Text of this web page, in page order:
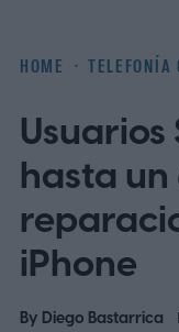
HOME TELEFONÍA
hasta un
iPhone
By Diego Bastarrica